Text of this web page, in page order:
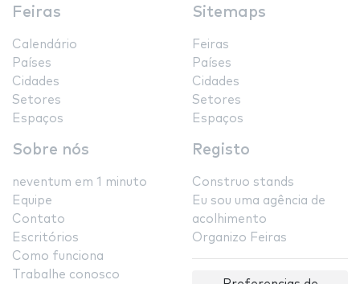
Feiras
Calendário
Países
Cidades
Setores
Espaços
Sitemaps
Feiras
Países
Cidades
Setores
Espaços
Sobre nós
neventum em 1 minuto
Equipe
Contato
Escritórios
Como funciona
Trabalhe conosco
Registo
Construo stands
Eu sou uma agência de
acolhimento
Organizo Feiras